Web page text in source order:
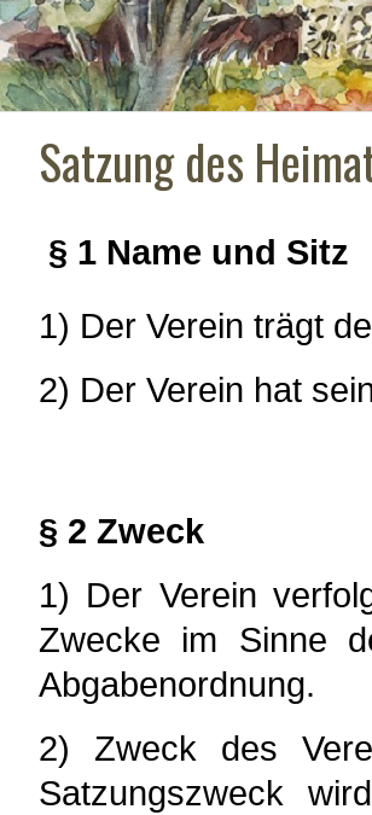
Satzung des
§ 1 Name und Sitz
1) Der Verein trägt
2) Der Verein hat
§ 2 Zweck
1) Der Verein
Zwecke im Sinne
Abgabenordnung.
2) Zweck des
Satzungszweck